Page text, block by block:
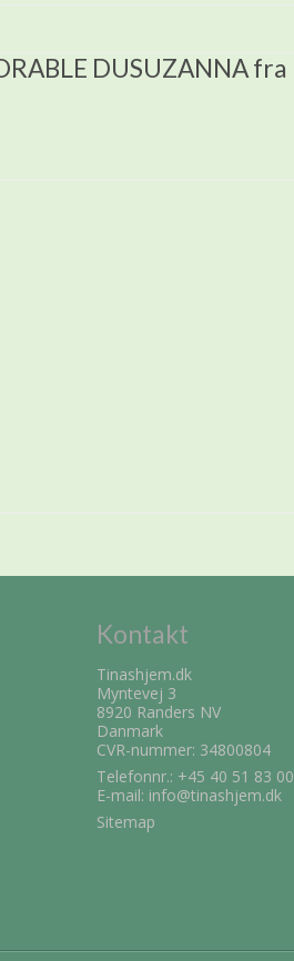
DUSUZANNA fra
Kontakt
Tinashjem.dk
Myntevej 3
8920 Randers NV
Danmark
CVR-nummer: 34800804
Telefonnr.: +45 40 51 83 00
E-mail: info@tinashjem.dk
Sitemap